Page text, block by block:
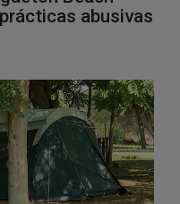
abusivas